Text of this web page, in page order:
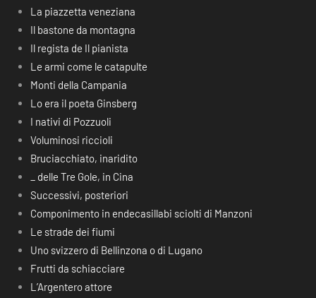
La piazzetta veneziana
Il bastone da montagna
Il regista de Il pianista
Le armi come le catapulte
Monti della Campania
Lo era il poeta Ginsberg
I nativi di Pozzuoli
Voluminosi riccioli
Bruciacchiato, inaridito
_ delle Tre Gole, in Cina
Successivi, posteriori
Componimento in endecasillabi sciolti di Manzoni
Le strade dei fiumi
Uno svizzero di Bellinzona o di Lugano
Frutti da schiacciare
L’Argentero attore